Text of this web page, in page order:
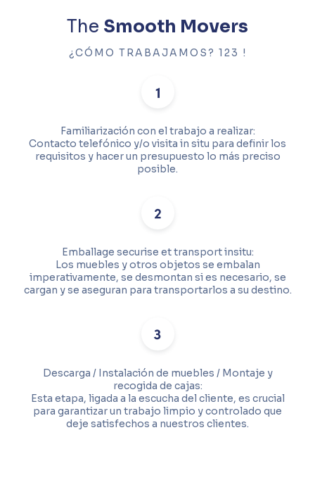
The Smooth Movers
¿CÓMO TRABAJAMOS? 123 !
Familiarización con el trabajo a realizar:
Contacto telefónico y/o visita in situ para definir los
requisitos y hacer un presupuesto lo más preciso
posible.
Emballage securise et transport insitu:
Los muebles y otros objetos se embalan
imperativamente, se desmontan si es necesario, se
cargan y se aseguran para transportarlos a su destino.
Descarga / Instalación de muebles / Montaje y
recogida de cajas:
Esta etapa, ligada a la escucha del cliente, es crucial
para garantizar un trabajo limpio y controlado que
deje satisfechos a nuestros clientes.